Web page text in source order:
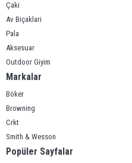
Çaki
Av Biçaklari
Pala
Aksesuar
Outdoor Giyim
Markalar
Böker
Browning
Crkt
Smith & Wesson
Popüler Sayfalar